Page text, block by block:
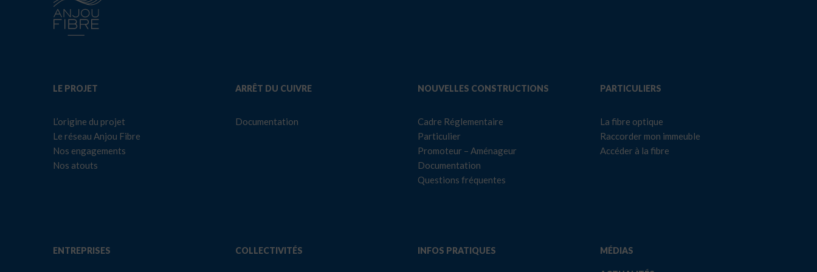
LE PROJET
L’origine du projet
Le réseau Anjou Fibre
Nos engagements
Nos atouts
ARRÊT DU CUIVRE
Documentation
NOUVELLES CONSTRUCTIONS
Cadre Réglementaire
Particulier
Promoteur – Aménageur
Documentation
Questions fréquentes
PARTICULIERS
La fibre optique
Raccorder mon immeuble
Accéder à la fibre
ENTREPRISES COLLECTIVITÉS INFOS PRATIQUES MÉDIAS